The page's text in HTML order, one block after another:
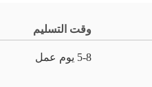
وقت التسليم
5-8 يوم عمل